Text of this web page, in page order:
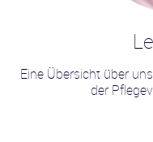
Eine Übersicht über
der